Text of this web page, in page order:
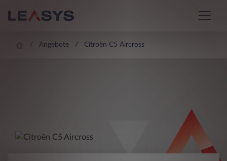
Angebote Citroën C5 Aircross